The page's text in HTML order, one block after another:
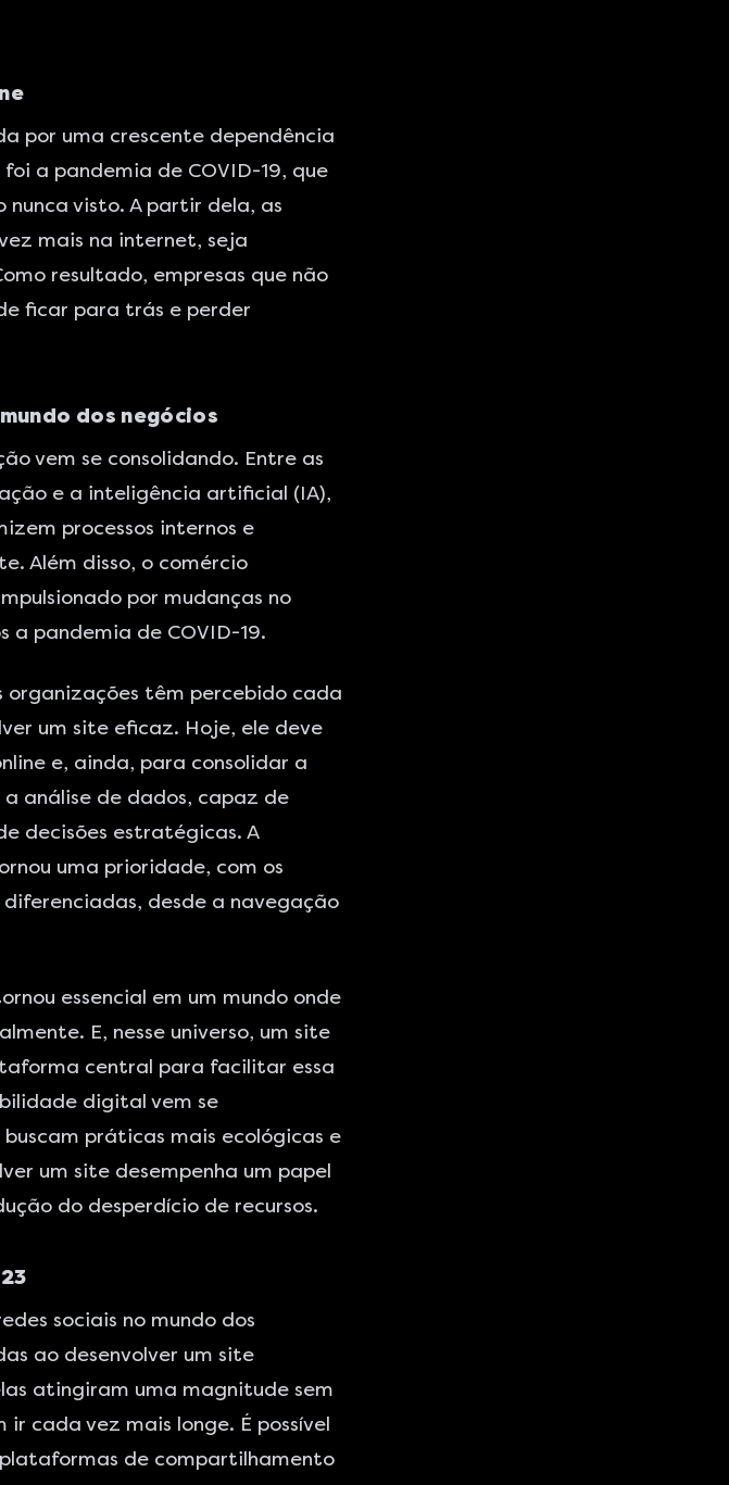
por uma crescente dependência
a pandemia de COVID-19, que
visto. A partir dela, as
mais na internet, seja
resultado, empresas que não
ficar para trás e perder
dos negócios
vem se consolidando. Entre as
e a inteligência artificial (IA),
processos internos e
Além disso, o comércio
por mudanças no
a pandemia de COVID-19.
organizações têm percebido cada
um site eficaz. Hoje, ele deve
e, ainda, para consolidar a
análise de dados, capaz de
decisões estratégicas. A
uma prioridade, com os
desde a navegação
essencial em um mundo onde
E, nesse universo, um site
central para facilitar essa
digital vem se
práticas mais ecológicas e
um site desempenha um papel
do desperdício de recursos.
sociais no mundo dos
ao desenvolver um site
atingiram uma magnitude sem
cada vez mais longe. É possível
de compartilhamento